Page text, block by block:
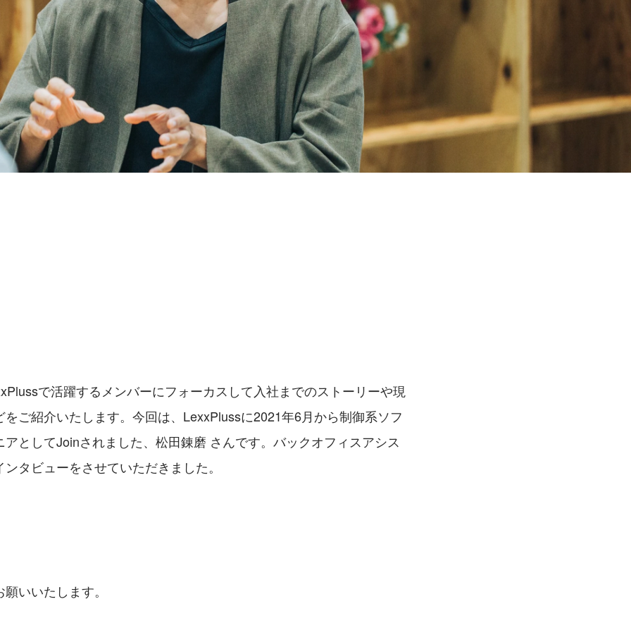
で活躍するメンバーにフォーカスして入社までのストーリーや現
ご紹介いたします。今回は、LexxPlussに2021年6月から制御系ソフ
としてJoinされました、松田錬磨 さんです。バックオフィスアシス
タビューをさせていただきました。
いいたします。